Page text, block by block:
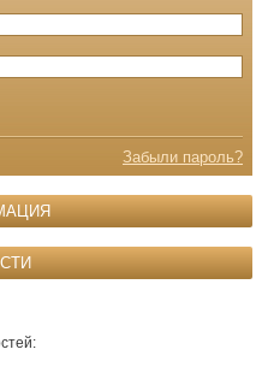
Забыли пароль?